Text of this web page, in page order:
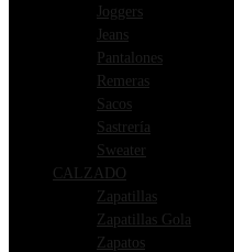
Joggers
Jeans
Pantalones
Remeras
Sacos
Sastrería
Sweater
CALZADO
Zapatillas
Zapatillas Gola
Zapatos